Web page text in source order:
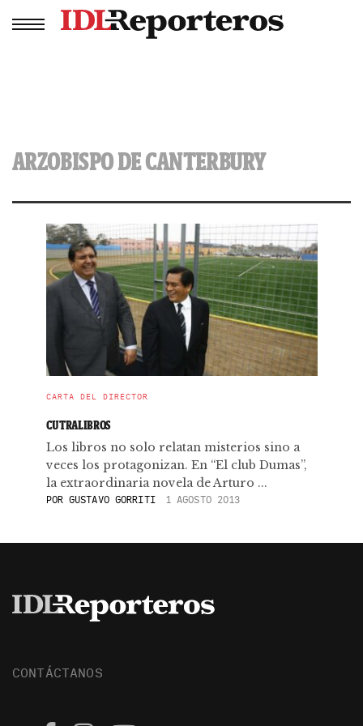
ARZOBISPO DE CANTERBURY
CARTA DEL DIRECTOR
CUTRALIBROS
Los libros no solo relatan misterios sino a
veces los protagonizan. En “El club Dumas”,
la extraordinaria novela de Arturo ...
POR GUSTAVO GORRITI 1 AGOSTO 2013
CONTÁCTANOS